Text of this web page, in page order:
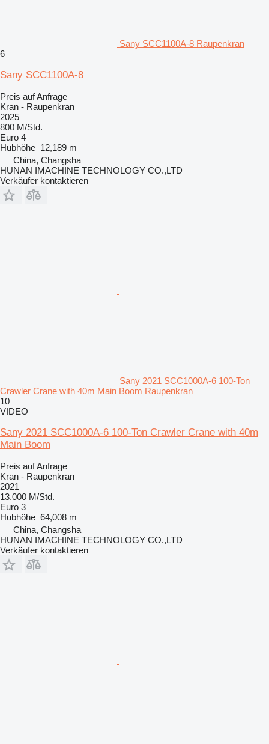
Sany SCC1100A-8 Raupenkran
6
Sany SCC1100A-8
Preis auf Anfrage
Kran - Raupenkran
2025
800 M/Std.
Euro 4
Hubhöhe 12,189 m
China, Changsha
HUNAN IMACHINE TECHNOLOGY CO.,LTD
Verkäufer kontaktieren
Sany 2021 SCC1000A-6 100-Ton
Crawler Crane with 40m Main Boom Raupenkran
10
VIDEO
Sany 2021 SCC1000A-6 100-Ton Crawler Crane with 40m
Main Boom
Preis auf Anfrage
Kran - Raupenkran
2021
13.000 M/Std.
Euro 3
Hubhöhe 64,008 m
China, Changsha
HUNAN IMACHINE TECHNOLOGY CO.,LTD
Verkäufer kontaktieren